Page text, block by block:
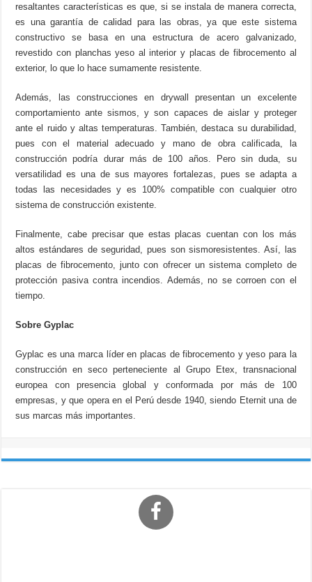
resaltantes características es que, si se instala de manera correcta,
es una garantía de calidad para las obras, ya que este sistema
constructivo se basa en una estructura de acero galvanizado,
revestido con planchas yeso al interior y placas de fibrocemento al
exterior, lo que lo hace sumamente resistente.
Además, las construcciones en drywall presentan un excelente
comportamiento ante sismos, y son capaces de aislar y proteger
ante el ruido y altas temperaturas. También, destaca su durabilidad,
pues con el material adecuado y mano de obra calificada, la
construcción podría durar más de 100 años. Pero sin duda, su
versatilidad es una de sus mayores fortalezas, pues se adapta a
todas las necesidades y es 100% compatible con cualquier otro
sistema de construcción existente.
Finalmente, cabe precisar que estas placas cuentan con los más
altos estándares de seguridad, pues son sismoresistentes. Así, las
placas de fibrocemento, junto con ofrecer un sistema completo de
protección pasiva contra incendios. Además, no se corroen con el
tiempo.
Sobre Gyplac
Gyplac es una marca líder en placas de fibrocemento y yeso para la
construcción en seco perteneciente al Grupo Etex, transnacional
europea con presencia global y conformada por más de 100
empresas, y que opera en el Perú desde 1940, siendo Eternit una de
sus marcas más importantes.